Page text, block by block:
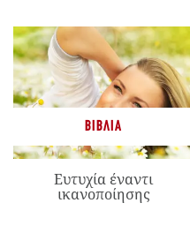
ΒΙΒΛΊΑ
Ευτυχία έναντι
ικανοποίησης